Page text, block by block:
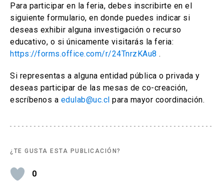
Para participar en la feria, debes inscribirte en el
siguiente formulario, en donde puedes indicar si
deseas exhibir alguna investigación o recurso
educativo, o si únicamente visitarás la feria:
https://forms.office.com/r/24TnrzKAu8 .
Si representas a alguna entidad pública o privada y
deseas participar de las mesas de co-creación,
escríbenos a edulab@uc.cl para mayor coordinación.
¿TE GUSTA ESTA PUBLICACIÓN?
0